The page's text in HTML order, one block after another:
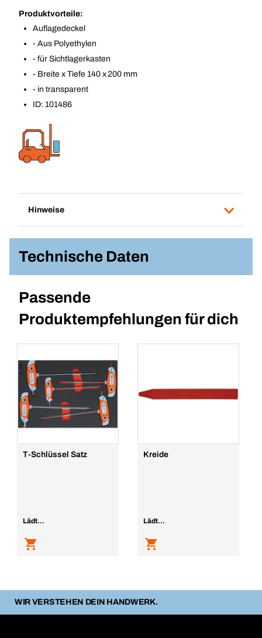
Produktvorteile:
Auflagedeckel
- Aus Polyethylen
- für Sichtlagerkasten
- Breite x Tiefe 140 x 200 mm
- in transparent
ID: 101486
Hinweise
Technische Daten
Passende
Produktempfehlungen für dich
T-Schlüssel Satz
Lädt...
Kreide
Lädt...
WIR VERSTEHEN DEIN HANDWERK.